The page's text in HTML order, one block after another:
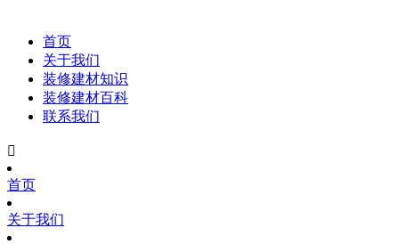
首页
关于我们
装修建材知识
装修建材百科
联系我们

首页
关于我们